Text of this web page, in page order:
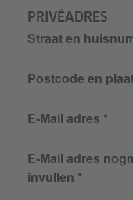
PRIVÉADRES
Straat en
Postcode en
E-Mail adres
E-Mail adres
invullen